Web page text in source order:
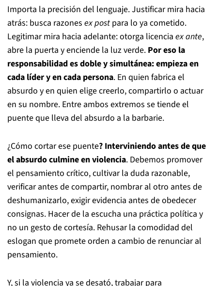
Importa la precisión del lenguaje. Justificar mira hacia
atrás: busca razones ex post para lo ya cometido.
Legitimar mira hacia adelante: otorga licencia ex ante,
abre la puerta y enciende la luz verde. Por eso la
responsabilidad es doble y simultánea: empieza en
cada líder y en cada persona. En quien fabrica el
absurdo y en quien elige creerlo, compartirlo o actuar
en su nombre. Entre ambos extremos se tiende el
puente que lleva del absurdo a la barbarie.
¿Cómo cortar ese puente? Interviniendo antes de que
el absurdo culmine en violencia. Debemos promover
el pensamiento crítico, cultivar la duda razonable,
verificar antes de compartir, nombrar al otro antes de
deshumanizarlo, exigir evidencia antes de obedecer
consignas. Hacer de la escucha una práctica política y
no un gesto de cortesía. Rehusar la comodidad del
eslogan que promete orden a cambio de renunciar al
pensamiento.
Y, si la violencia ya se desató, trabajar para